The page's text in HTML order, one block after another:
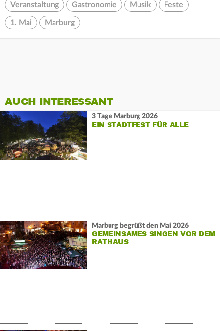
Veranstaltung Gastronomie Musik Feste
1. Mai Marburg
AUCH INTERESSANT
3 Tage Marburg 2026
EIN STADTFEST FÜR ALLE
Marburg begrüßt den Mai 2026
GEMEINSAMES SINGEN VOR DEM
RATHAUS